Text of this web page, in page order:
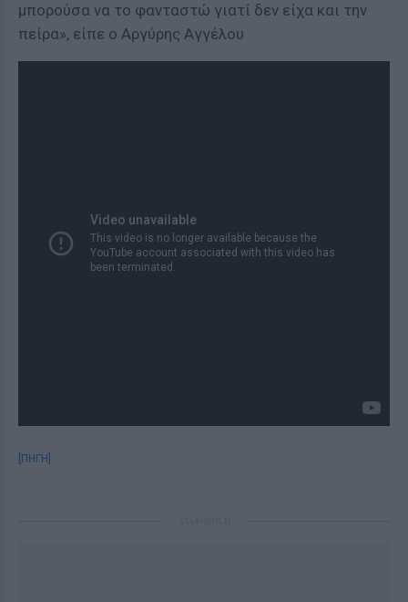
μπορούσα να το φανταστώ γιατί δεν είχα και την
πείρα», είπε ο Αργύρης Αγγέλου
[ΠΗΓΗ]